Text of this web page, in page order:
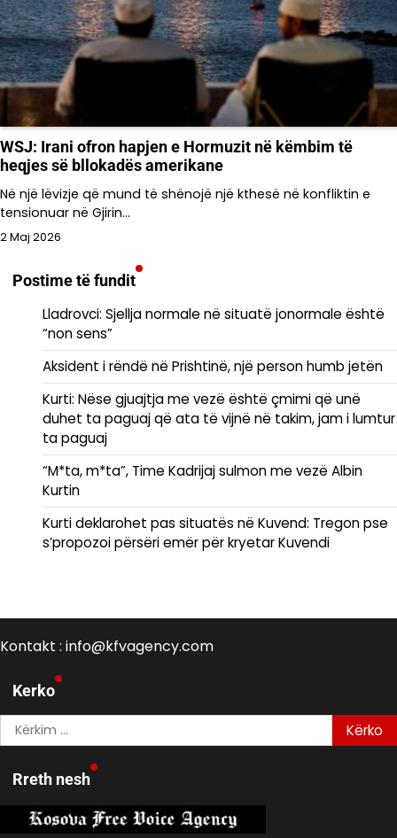
WSJ: Irani ofron hapjen e Hormuzit në këmbim të
heqjes së bllokadës amerikane
Në një lëvizje që mund të shënojë një kthesë në konfliktin e
tensionuar në Gjirin…
2 Maj 2026
Postime të fundit
Lladrovci: Sjellja normale në situatë jonormale është
“non sens”
Aksident i rëndë në Prishtinë, një person humb jetën
Kurti: Nëse gjuajtja me vezë është çmimi që unë
duhet ta paguaj që ata të vijnë në takim, jam i lumtur
ta paguaj
“M*ta, m*ta”, Time Kadrijaj sulmon me vezë Albin
Kurtin
Kurti deklarohet pas situatës në Kuvend: Tregon pse
s’propozoi përsëri emër për kryetar Kuvendi
Kontakt : info@kfvagency.com
Kerko
Kërko
për:
Rreth nesh